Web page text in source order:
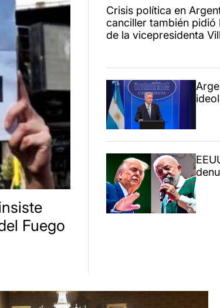
Fuego
Crisis política en
canciller también pidió
de la vicepresidenta